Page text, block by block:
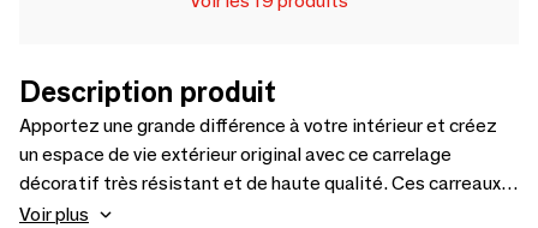
Description produit
Apportez une grande différence à votre intérieur et créez
un espace de vie extérieur original avec ce carrelage
décoratif très résistant et de haute qualité. Ces carreaux
sont parfaits pour la conception d'un sol homogène lors de
Voir plus